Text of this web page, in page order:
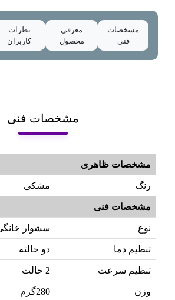
مشخصات
فنی
معرفی
محصول
نظرات
کاربران
مشخصات فنی
مشخصات ظاهری
رنگ مشکی
مشخصات فنی
نوع سشوار خانگی
تنطیم دما دو حالته
تنظیم سرعت
وزن 280گرم